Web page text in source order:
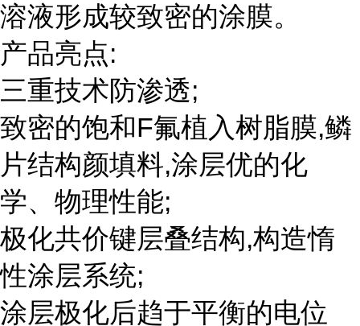
溶液形成较致密的涂膜。
产品亮点:
三重技术防渗透;
致密的饱和F氟植入树脂膜,鳞
片结构颜填料,涂层优的化
学、物理性能;
极化共价键层叠结构,构造惰
性涂层系统;
涂层极化后趋于平衡的电位